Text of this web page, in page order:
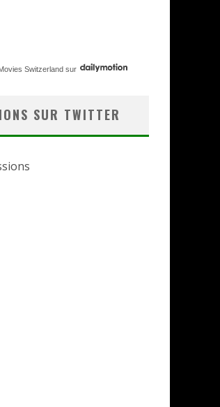
Switzerland sur
SUR TWITTER